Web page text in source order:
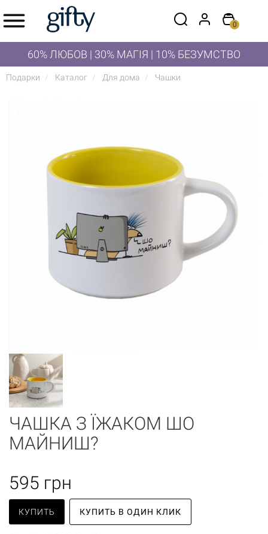
0
60% ЛЮБОВ | 30% МАГІЯ | 10% БЕЗУМСТВО
Подарки Каталог Для дома Чашки
ЧАШКА З ЇЖАКОМ ШО
МАЙНИШ?
595 грн
КУПИТЬ КУПИТЬ В ОДИН КЛИК